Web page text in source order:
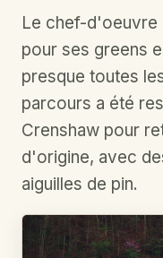
Le chef-d'oeuvre
pour ses greens
presque toutes
parcours a été
Crenshaw pour
d'origine, avec
aiguilles de pin.